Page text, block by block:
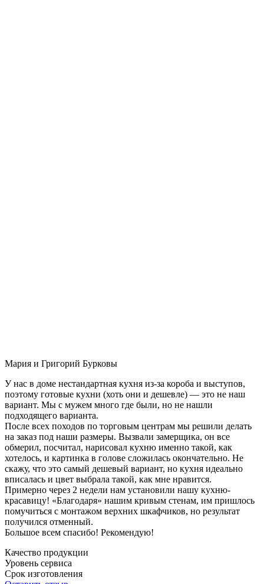
Мария и Григорий Бурковы
У нас в доме нестандартная кухня из-за короба и выступов,
поэтому готовые кухни (хоть они и дешевле) — это не наш
вариант. Мы с мужем много где были, но не нашли
подходящего варианта.
После всех походов по торговым центрам мы решили делать
на заказ под наши размеры. Вызвали замерщика, он все
обмерил, посчитал, нарисовал кухню именно такой, как
хотелось, и картинка в голове сложилась окончательно. Не
скажу, что это самый дешевый вариант, но кухня идеально
вписалась и цвет выбрала такой, как мне нравится.
Примерно через 2 недели нам установили нашу кухню-
красавицу! «Благодаря» нашим кривым стенам, им пришлось
помучиться с монтажом верхних шкафчиков, но результат
получился отменный.
Большое всем спасибо! Рекомендую!
Качество продукции
Уровень сервиса
Срок изготовления